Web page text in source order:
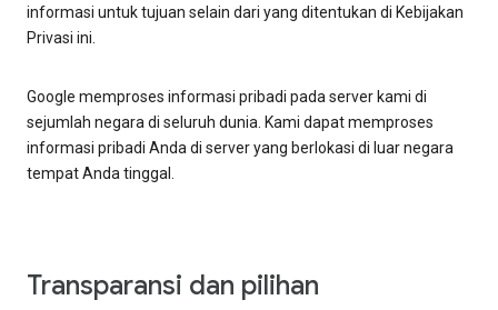
informasi untuk tujuan selain dari yang ditentukan di Kebijakan
Privasi ini.
Google memproses informasi pribadi pada server kami di
sejumlah negara di seluruh dunia. Kami dapat memproses
informasi pribadi Anda di server yang berlokasi di luar negara
tempat Anda tinggal.
Transparansi dan pilihan